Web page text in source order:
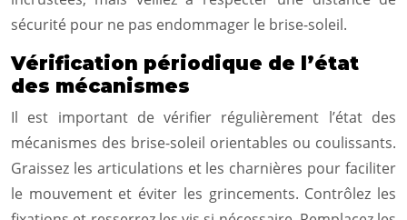
sécurité pour ne pas endommager le brise-soleil.
Vérification périodique de l’état
des mécanismes
Il est important de vérifier régulièrement l’état des
mécanismes des brise-soleil orientables ou coulissants.
Graissez les articulations et les charnières pour faciliter
le mouvement et éviter les grincements. Contrôlez les